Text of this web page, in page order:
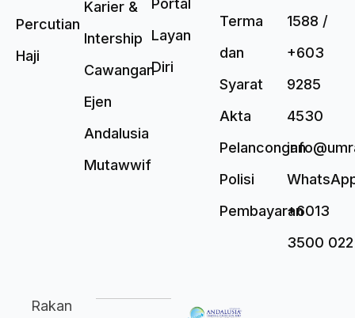
Percutian
Haji
Karier &
Intership
Cawangan
Ejen
Andalusia
Mutawwif
Portal
Layan
Diri
Terma
dan
Syarat
Akta
Pelancongan
Polisi
Pembayaran
1588 /
+603
9285
4530
+6013
3500 022
Rakan